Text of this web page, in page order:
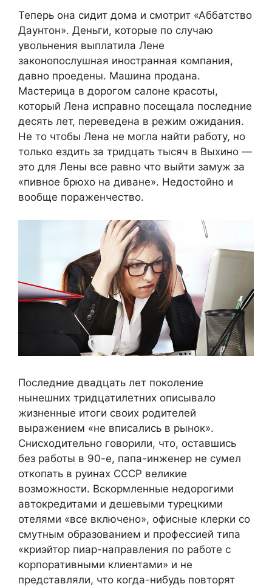
Теперь она сидит дома и смотрит «Аббатство
Даунтон». Деньги, которые по случаю
увольнения выплатила Лене
законопослушная иностранная компания,
давно проедены. Машина продана.
Мастерица в дорогом салоне красоты,
который Лена исправно посещала последние
десять лет, переведена в режим ожидания.
Не то чтобы Лена не могла найти работу, но
только ездить за тридцать тысяч в Выхино —
это для Лены все равно что выйти замуж за
«пивное брюхо на диване». Недостойно и
вообще пораженчество.
Последние двадцать лет поколение
нынешних тридцатилетних описывало
жизненные итоги своих родителей
выражением «не вписались в рынок».
Снисходительно говорили, что, оставшись
без работы в 90-е, папа-инженер не сумел
откопать в руинах СССР великие
возможности. Вскормленные недорогими
автокредитами и дешевыми турецкими
отелями «все включено», офисные клерки со
смутным образованием и профессией типа
«криэйтор пиар-направления по работе с
корпоративными клиентами» и не
представляли, что когда-нибудь повторят